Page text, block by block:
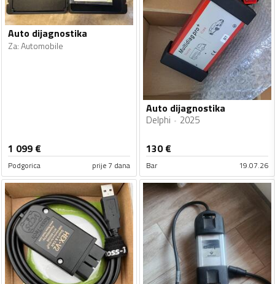
Auto dijagnostika
Za:Automobile
1 099 €
Podgorica prije 7 dana
Auto dijagnostika
Delphi 2025
130€
Bar 19.07.26